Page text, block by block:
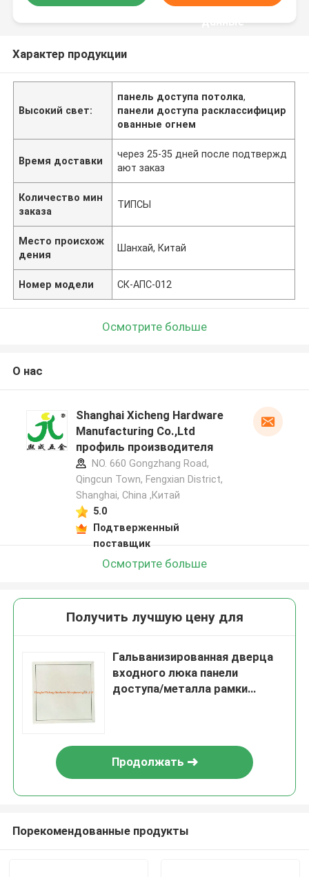
данные
Характер продукции
Высокий свет:
панель доступа потолка,
панели доступа расклассифицир
ованные огнем
Время доставки
через 25-35 дней после подтвержд
ают заказ
Количество мин
заказа
ТИПСЫ
Место происхож
дения
Шанхай, Китай
Номер модели СК-АПС-012
Осмотрите больше
О нас
Shanghai Xicheng Hardware
Manufacturing Co.,Ltd
профиль производителя
NO. 660 Gongzhang Road,
Qingcun Town, Fengxian District,
Shanghai, China ,Китай
5.0
Подтверженный
поставщик
Осмотрите больше
Получить лучшую цену для
Гальванизированная дверца
входного люка панели
доступа/металла рамки
Продолжать
Порекомендованные продукты